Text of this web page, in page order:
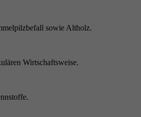
sowie Altholz.
Wirtschaftsweise.